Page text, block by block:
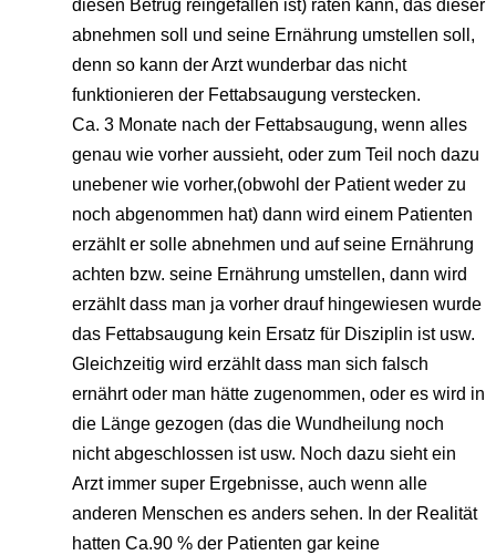
diesen Betrug reingefallen ist) raten kann, das dieser
abnehmen soll und seine Ernährung umstellen soll,
denn so kann der Arzt wunderbar das nicht
funktionieren der Fettabsaugung verstecken.
Ca. 3 Monate nach der Fettabsaugung, wenn alles
genau wie vorher aussieht, oder zum Teil noch dazu
unebener wie vorher,(obwohl der Patient weder zu
noch abgenommen hat) dann wird einem Patienten
erzählt er solle abnehmen und auf seine Ernährung
achten bzw. seine Ernährung umstellen, dann wird
erzählt dass man ja vorher drauf hingewiesen wurde
das Fettabsaugung kein Ersatz für Disziplin ist usw.
Gleichzeitig wird erzählt dass man sich falsch
ernährt oder man hätte zugenommen, oder es wird in
die Länge gezogen (das die Wundheilung noch
nicht abgeschlossen ist usw. Noch dazu sieht ein
Arzt immer super Ergebnisse, auch wenn alle
anderen Menschen es anders sehen. In der Realität
hatten Ca.90 % der Patienten gar keine